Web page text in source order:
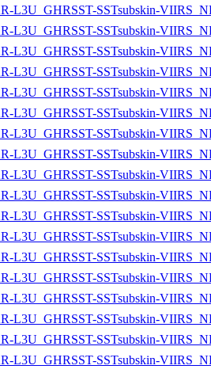
L3U_GHRSST-SSTsubskin-
L3U_GHRSST-SSTsubskin-
L3U_GHRSST-SSTsubskin-
L3U_GHRSST-SSTsubskin-
L3U_GHRSST-SSTsubskin-
L3U_GHRSST-SSTsubskin-
L3U_GHRSST-SSTsubskin-
L3U_GHRSST-SSTsubskin-
L3U_GHRSST-SSTsubskin-
L3U_GHRSST-SSTsubskin-
L3U_GHRSST-SSTsubskin-
L3U_GHRSST-SSTsubskin-
L3U_GHRSST-SSTsubskin-
L3U_GHRSST-SSTsubskin-
L3U_GHRSST-SSTsubskin-
L3U_GHRSST-SSTsubskin-
L3U_GHRSST-SSTsubskin-
L3U_GHRSST-SSTsubskin-